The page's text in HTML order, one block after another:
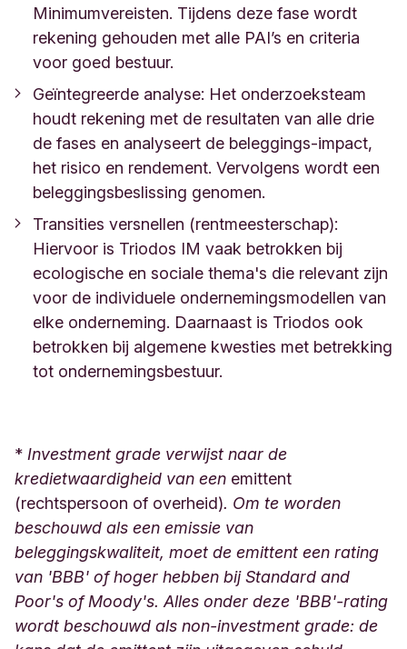
Minimumvereisten. Tijdens deze fase wordt
rekening gehouden met alle PAI’s en criteria
voor goed bestuur.
Geïntegreerde analyse: Het onderzoeksteam
houdt rekening met de resultaten van alle drie
de fases en analyseert de beleggings-impact,
het risico en rendement. Vervolgens wordt een
beleggingsbeslissing genomen.
Transities versnellen (rentmeesterschap):
Hiervoor is Triodos IM vaak betrokken bij
ecologische en sociale thema's die relevant zijn
voor de individuele ondernemingsmodellen van
elke onderneming. Daarnaast is Triodos ook
betrokken bij algemene kwesties met betrekking
tot ondernemingsbestuur.
* Investment grade verwijst naar de
kredietwaardigheid van een emittent
(rechtspersoon of overheid). Om te worden
beschouwd als een emissie van
beleggingskwaliteit, moet de emittent een rating
van 'BBB' of hoger hebben bij Standard and
Poor's of Moody's. Alles onder deze 'BBB'-rating
wordt beschouwd als non-investment grade: de